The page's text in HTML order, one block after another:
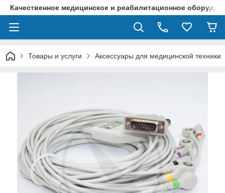
Качественное медицинское и реабилитационное
Товары и услуги Аксессуары для медицинской техники